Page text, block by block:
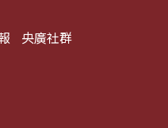
央廣社群